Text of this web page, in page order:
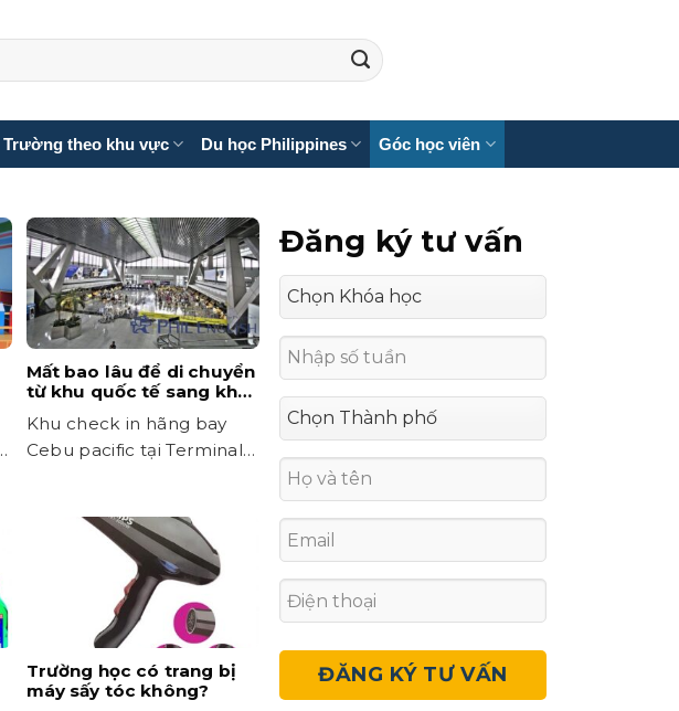
Trường theo khu vực Du học Philippines Góc học viên
Mất bao lâu để di chuyển
từ khu quốc tế sang khu
Khu check in hãng bay
Cebu pacific tại Terminal 3
Trường học có trang bị
máy sấy tóc không?
Đăng ký tư vấn